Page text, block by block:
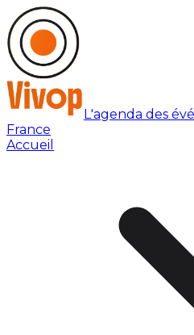
L'agenda des
France
Accueil